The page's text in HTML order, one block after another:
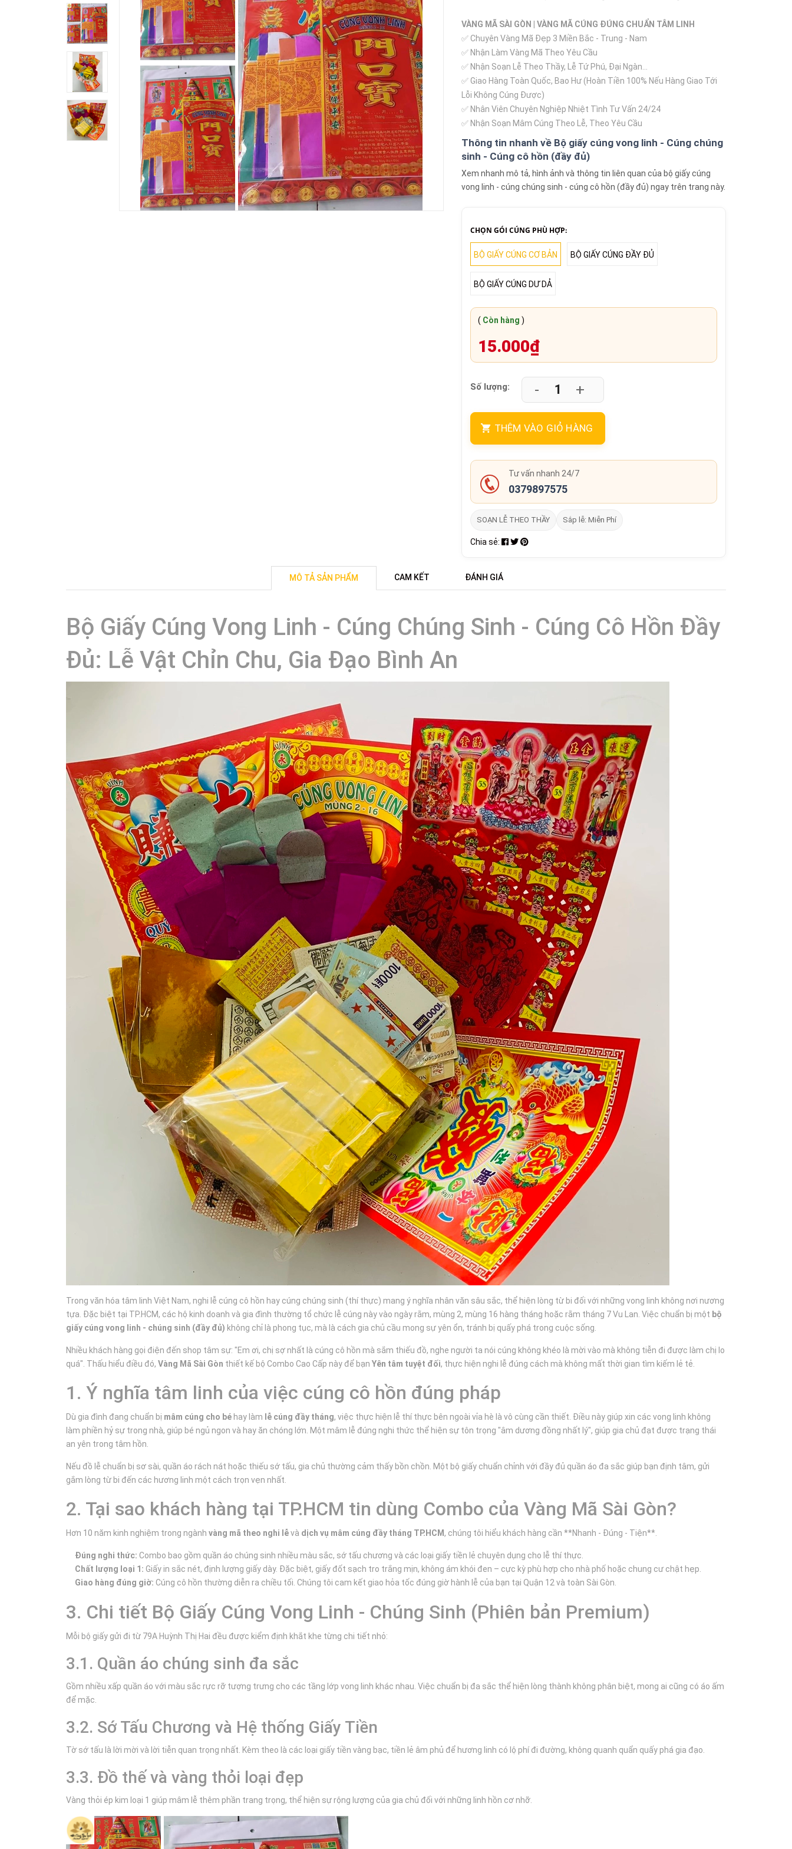
VÀNG MÃ SÀI GÒN | VÀNG MÃ CÚNG ĐÚNG CHUẨN TÂM LINH
✅ Chuyên Vàng Mã Đẹp 3 Miền Bắc - Trung - Nam
✅ Nhận Làm Vàng Mã Theo Yêu Cầu
✅ Nhận Soạn Lễ Theo Thầy, Lễ Tứ Phú, Đại Ngàn...
✅ Giao Hàng Toàn Quốc, Bao Hư (Hoàn Tiền 100% Nếu Hàng Giao Tới
Lỗi Không Cúng Được)
✅ Nhân Viên Chuyên Nghiệp Nhiệt Tình Tư Vấn 24/24
✅ Nhận Soạn Mâm Cúng Theo Lễ, Theo Yêu Cầu
Thông tin nhanh về Bộ giấy cúng vong linh - Cúng chúng
sinh - Cúng cô hồn (đầy đủ)
Xem nhanh mô tả, hình ảnh và thông tin liên quan của bộ giấy cúng
vong linh - cúng chúng sinh - cúng cô hồn (đầy đủ) ngay trên trang này.
CHỌN GÓI CÚNG PHÙ HỢP:
BỘ GIẤY CÚNG CƠ BẢN BỘ GIẤY CÚNG ĐẦY ĐỦ
BỘ GIẤY CÚNG DƯ DẢ
( Còn hàng )
15.000₫
Số lượng: - +
THÊM VÀO GIỎ HÀNG
Tư vấn nhanh 24/7
0379897575
SOẠN LỄ THEO THẦY Sắp lễ: Miễn Phí
Chia sẻ:
MÔ TẢ SẢN PHẨM CAM KẾT ĐÁNH GIÁ
Bộ Giấy Cúng Vong Linh - Cúng Chúng Sinh - Cúng Cô Hồn Đầy
Đủ: Lễ Vật Chỉn Chu, Gia Đạo Bình An
Trong văn hóa tâm linh Việt Nam, nghi lễ cúng cô hồn hay cúng chúng sinh (thí thực) mang ý nghĩa nhân văn sâu sắc, thể hiện lòng từ bi đối với những vong linh không nơi nương
tựa. Đặc biệt tại TP.HCM, các hộ kinh doanh và gia đình thường tổ chức lễ cúng này vào ngày rằm, mùng 2, mùng 16 hàng tháng hoặc rằm tháng 7 Vu Lan. Việc chuẩn bị một bộ
giấy cúng vong linh - chúng sinh (đầy đủ) không chỉ là phong tục, mà là cách gia chủ cầu mong sự yên ổn, tránh bị quấy phá trong cuộc sống.
Nhiều khách hàng gọi điện đến shop tâm sự: "Em ơi, chị sợ nhất là cúng cô hồn mà sắm thiếu đồ, nghe người ta nói cúng không khéo là mời vào mà không tiễn đi được làm chị lo
quá". Thấu hiểu điều đó, Vàng Mã Sài Gòn thiết kế bộ Combo Cao Cấp này để bạn Yên tâm tuyệt đối, thực hiện nghi lễ đúng cách mà không mất thời gian tìm kiếm lẻ tẻ.
1. Ý nghĩa tâm linh của việc cúng cô hồn đúng pháp
Dù gia đình đang chuẩn bị mâm cúng cho bé hay làm lễ cúng đầy tháng, việc thực hiện lễ thí thực bên ngoài vỉa hè là vô cùng cần thiết. Điều này giúp xin các vong linh không
làm phiền hỷ sự trong nhà, giúp bé ngủ ngon và hay ăn chóng lớn. Một mâm lễ đúng nghi thức thể hiện sự tôn trọng "âm dương đồng nhất lý", giúp gia chủ đạt được trạng thái
an yên trong tâm hồn.
Nếu đồ lễ chuẩn bị sơ sài, quần áo rách nát hoặc thiếu sớ tấu, gia chủ thường cảm thấy bồn chồn. Một bộ giấy chuẩn chỉnh với đầy đủ quần áo đa sắc giúp bạn định tâm, gửi
gắm lòng từ bi đến các hương linh một cách trọn vẹn nhất.
2. Tại sao khách hàng tại TP.HCM tin dùng Combo của Vàng Mã Sài Gòn?
Hơn 10 năm kinh nghiệm trong ngành vàng mã theo nghi lễvà dịch vụ mâm cúng đầy tháng TP.HCM , chúng tôi hiểu khách hàng cần **Nhanh - Đúng - Tiện**.
Đúng nghi thức: Combo bao gồm quần áo chúng sinh nhiều màu sắc, sớ tấu chương và các loại giấy tiền lẻ chuyên dụng cho lễ thí thực.
Chất lượng loại 1: Giấy in sắc nét, định lượng giấy dày. Đặc biệt, giấy đốt sạch tro trắng mịn, không ám khói đen – cực kỳ phù hợp cho nhà phố hoặc chung cư chật hẹp.
Giao hàng đúng giờ: Cúng cô hồn thường diễn ra chiều tối. Chúng tôi cam kết giao hỏa tốc đúng giờ hành lễ của bạn tại Quận 12 và toàn Sài Gòn.
3. Chi tiết Bộ Giấy Cúng Vong Linh - Chúng Sinh (Phiên bản Premium)
Mỗi bộ giấy gửi đi từ 79A Huỳnh Thị Hai đều được kiểm định khắt khe từng chi tiết nhỏ:
3.1. Quần áo chúng sinh đa sắc
Gồm nhiều xấp quần áo với màu sắc rực rỡ tượng trưng cho các tầng lớp vong linh khác nhau. Việc chuẩn bị đa sắc thể hiện lòng thành không phân biệt, mong ai cũng có áo ấm
để mặc.
3.2. Sớ Tấu Chương và Hệ thống Giấy Tiền
Tờ sớ tấu là lời mời và lời tiễn quan trọng nhất. Kèm theo là các loại giấy tiền vàng bạc, tiền lẻ âm phủ để hương linh có lộ phí đi đường, không quanh quẩn quấy phá gia đạo.
3.3. Đồ thế và vàng thỏi loại đẹp
Vàng thỏi ép kim loại 1 giúp mâm lễ thêm phần trang trọng, thể hiện sự rộng lượng của gia chủ đối với những linh hồn cơ nhỡ.